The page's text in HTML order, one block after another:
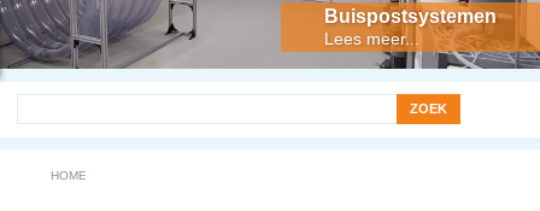
Buispostsystemen
Lees meer...
You are here
HOME